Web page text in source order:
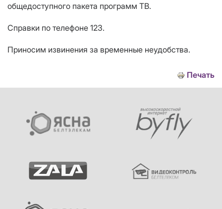
общедоступного пакета программ ТВ.
Справки по телефоне 123.
Приносим извинения за временные неудобства.
Печать